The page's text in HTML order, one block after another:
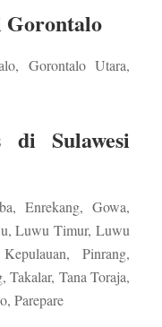
Gorontalo Utara,
Sulawesi
Enrekang, Gowa,
Luwu Timur, Luwu
Pinrang,
Takalar, Tana Toraja,
Parepare